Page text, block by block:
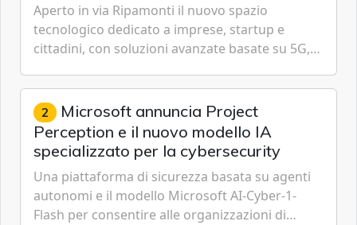
Aperto in via Ripamonti il nuovo spazio
tecnologico dedicato a imprese, startup e
cittadini, con soluzioni avanzate basate su 5G,
Cybersecurity.
2 Microsoft annuncia Project
Perception e il nuovo modello IA
specializzato per la cybersecurity
Una piattaforma di sicurezza basata su agenti
autonomi e il modello Microsoft AI-Cyber-1-
Flash per consentire alle organizzazioni di